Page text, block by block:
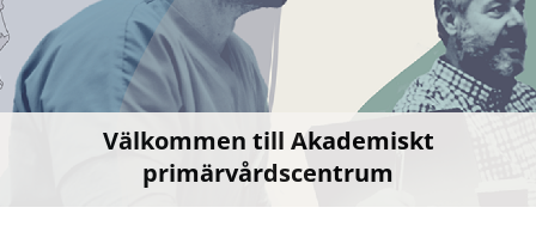
Välkommen till Akademiskt
primärvårdscentrum